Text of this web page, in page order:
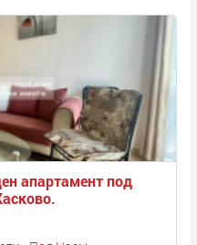
апартамент под